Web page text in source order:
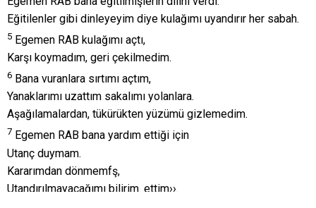
Eğitilenler gibi dinleyeyim diye kulağımı uyandırır her sabah.
5 Egemen RAB kulağımı açtı,
Karşı koymadım, geri çekilmedim.
6 Bana vuranlara sırtımı açtım,
Yanaklarımı uzattım sakalımı yolanlara.
Aşağılamalardan, tükürükten yüzümü gizlemedim.
7 Egemen RAB bana yardım ettiği için
Utanç duymam.
Kararımdan dönmemfş,
Utandırılmayacağımı bilirim. ettim››.